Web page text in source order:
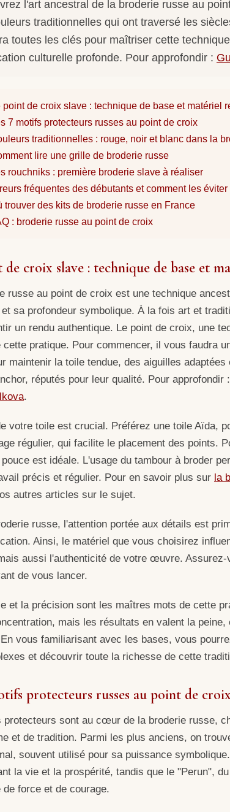
l'art ancestral de la broderie russe au
traditionnelles qui ont traversé les
toutes les clés pour maîtriser cette
culturelle profonde. Pour approfondir :
point de croix slave : technique de base et matériel
7 motifs protecteurs russes au point de croix
traditionnelles : rouge, noir et blanc dans la
lire une grille de broderie russe
rouchniks : première broderie slave à réaliser
fréquentes des débutants et comment les éviter
trouver des kits de broderie russe en France
: broderie russe au point de croix
croix slave : technique de base et
russe au point de croix est une technique
et sa profondeur symbolique. À la fois art et
un rendu authentique. Le point de croix, une
cette pratique. Pour commencer, il vous faudra
maintenir la toile tendue, des aiguilles
réputés pour leur qualité. Pour approfondir :
.
votre toile est crucial. Préférez une toile Aïda,
régulier, qui facilite le placement des points.
est idéale. L'usage du tambour à broder
précis et régulier. Pour en savoir plus sur la
autres articles sur le sujet.
russe, l'attention portée aux détails est
Ainsi, le matériel que vous choisirez
aussi l'authenticité de votre œuvre.
de vous lancer.
et la précision sont les maîtres mots de cette
mais les résultats en valent la
vous familiarisant avec les bases, vous
et découvrir toute la richesse de cette
protecteurs russes au point de
protecteurs sont au cœur de la broderie russe,
et de tradition. Parmi les plus anciens, on
souvent utilisé pour sa puissance
la vie et la prospérité, tandis que le "Perun",
de force et de courage.